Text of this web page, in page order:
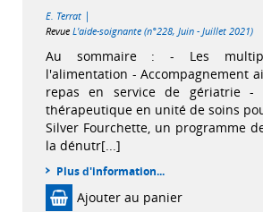
E. Terrat |
Revue L'aide-soignante (n°228, Juin - Juillet 2021)
Au sommaire : - Les
l'alimentation - Accompagnement
repas en service de gériatrie -
thérapeutique en unité de soins
Silver Fourchette, un programme
la dénutr[...]
Plus d'information...
Ajouter au panier